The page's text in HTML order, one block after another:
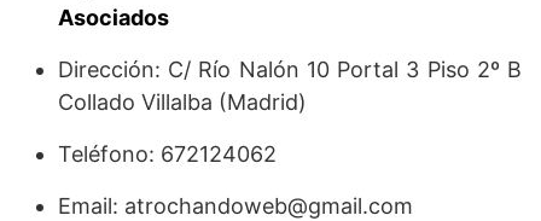
Asociados
Dirección: C/ Río Nalón 10 Portal 3 Piso 2º B
Collado Villalba (Madrid)
Teléfono: 672124062
Email: atrochandoweb@gmail.com